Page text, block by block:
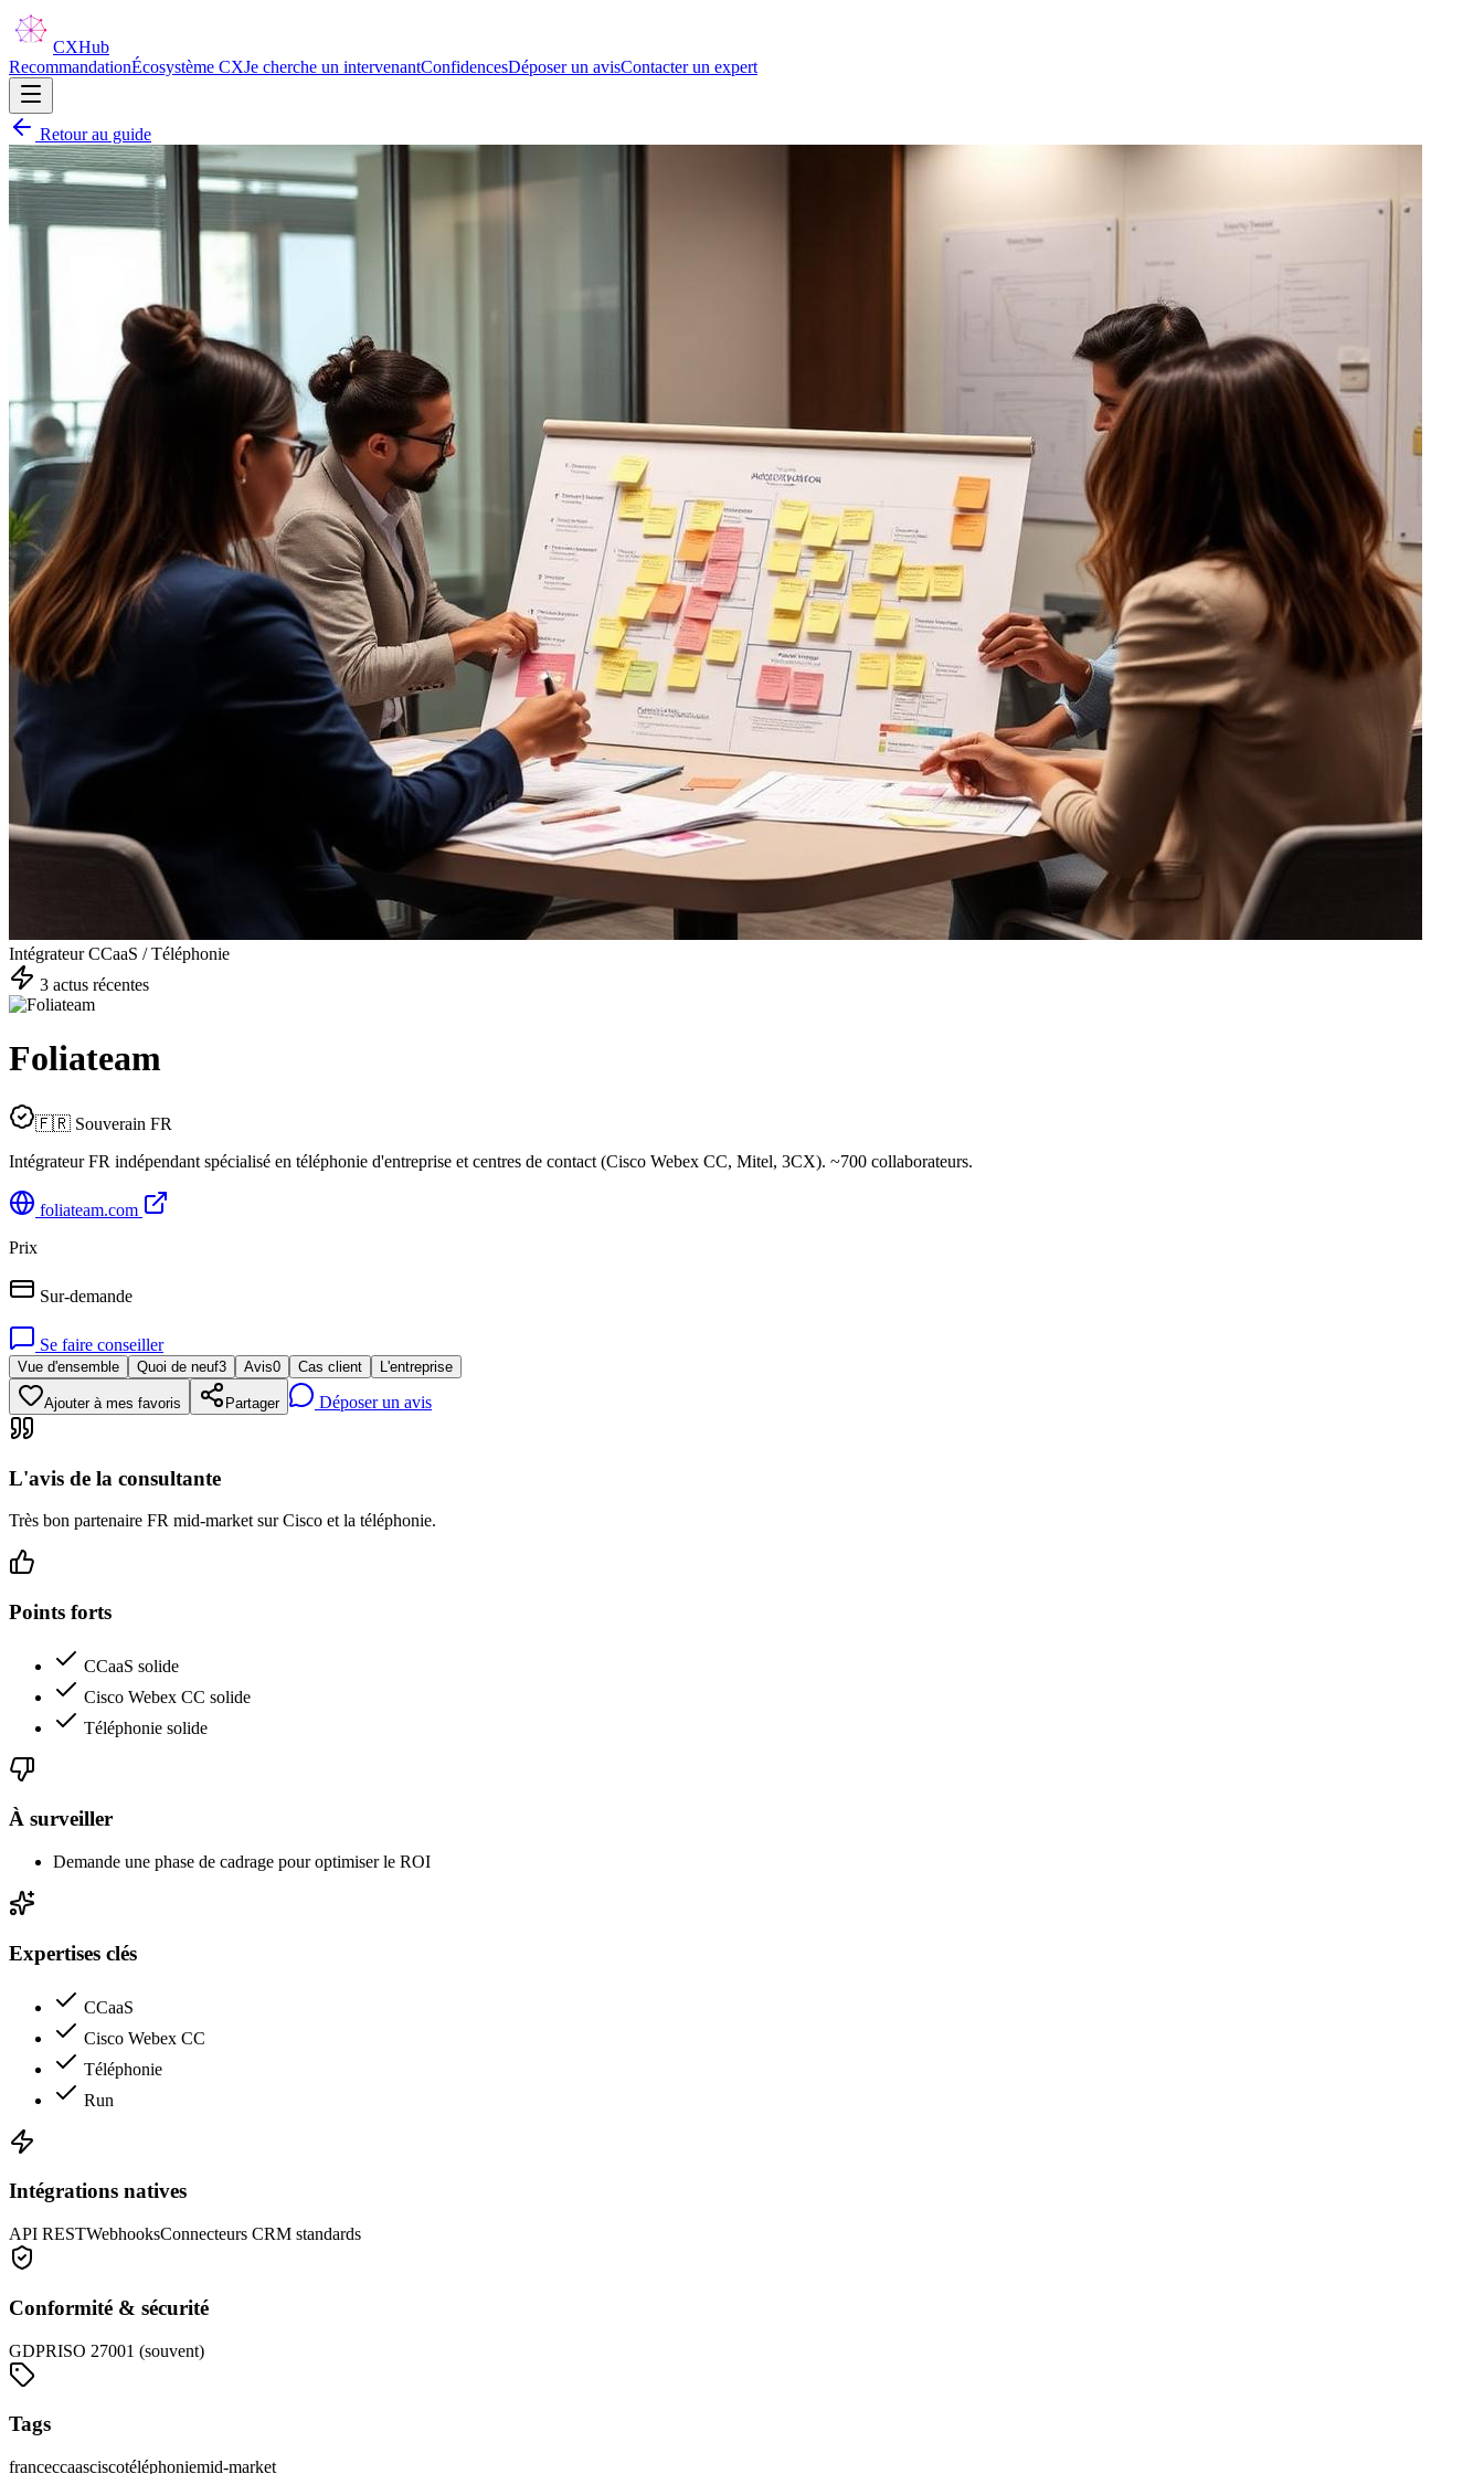
CXHub
RecommandationÉcosystème CXJe cherche un intervenantConfidencesDéposer un avisContacter un expert
Retour au guide
Intégrateur CCaaS / Téléphonie
3 actus récentes
Foliateam
🇫🇷 Souverain FR
Intégrateur FR indépendant spécialisé en téléphonie d'entreprise et centres de contact (Cisco Webex CC, Mitel, 3CX). ~700 collaborateurs.
foliateam.com
Prix
Sur-demande
Se faire conseiller
Vue d'ensemble Quoi de neuf3 Avis0 Cas client L'entreprise
Ajouter à mes favoris Partager Déposer un avis
L'avis de la consultante
Très bon partenaire FR mid-market sur Cisco et la téléphonie.
Points forts
CCaaS solide
Cisco Webex CC solide
Téléphonie solide
À surveiller
Demande une phase de cadrage pour optimiser le ROI
Expertises clés
CCaaS
Cisco Webex CC
Téléphonie
Run
Intégrations natives
API RESTWebhooksConnecteurs CRM standards
Conformité & sécurité
GDPRISO 27001 (souvent)
Tags
franceccaasciscotéléphoniemid-market